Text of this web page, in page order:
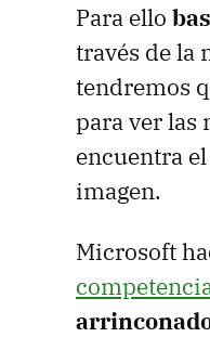
Para ello
través de la
tendremos
para ver las
encuentra
imagen.
Microsoft